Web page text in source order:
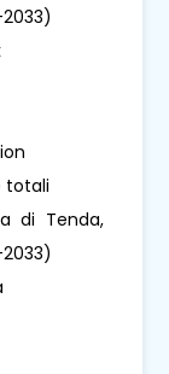
totali
di Tenda,